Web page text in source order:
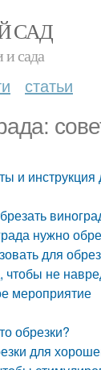
САД
и сада
статьи
и
нужно
для
чтобы не
мероприятие
обрезки?
для